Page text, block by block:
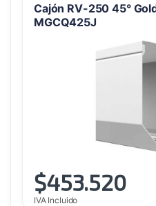
Cajón RV-250 45°
MGCQ425J
$453.520
IVA Incluido